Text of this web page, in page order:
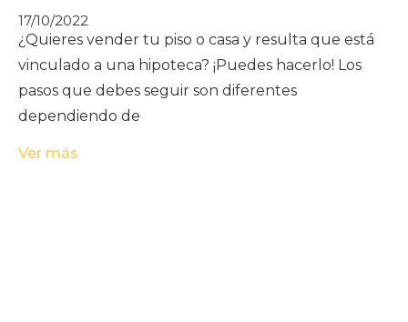
17/10/2022
¿Quieres vender tu piso o casa y resulta que está
vinculado a una hipoteca? ¡Puedes hacerlo! Los
pasos que debes seguir son diferentes
dependiendo de
Ver más